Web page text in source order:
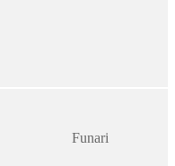
Funari